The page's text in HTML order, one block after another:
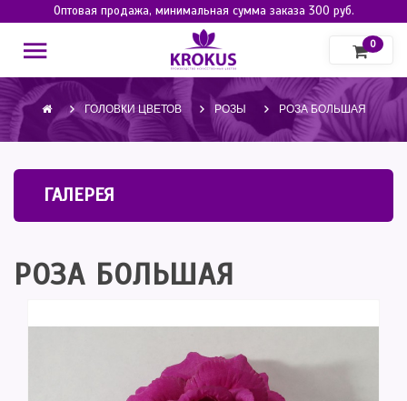
Оптовая продажа, минимальная сумма заказа 300 руб.
0
ГОЛОВКИ ЦВЕТОВ РОЗЫ РОЗА БОЛЬШАЯ
ГАЛЕРЕЯ
РОЗА БОЛЬШАЯ